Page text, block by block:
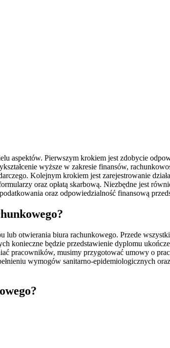
aspektów. Pierwszym krokiem jest zdobycie
wyższe w zakresie finansów,
Kolejnym krokiem jest zarejestrowanie
oraz opłatą skarbową. Niezbędne jest
oraz odpowiedzialność finansową
otwierania biura rachunkowego. Przede
konieczne będzie przedstawienie dyplomu
pracowników, musimy przygotować umowy o
wymogów sanitarno-epidemiologicznych